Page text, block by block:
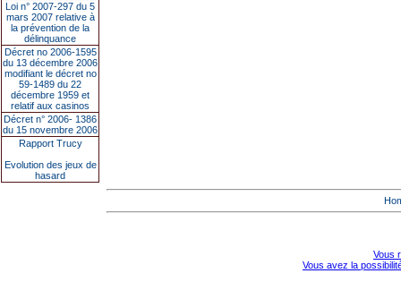
Loi n° 2007-297 du 5
mars 2007 relative à
la prévention de la
délinquance
Décret no 2006-1595
du 13 décembre 2006
modifiant le décret no
59-1489 du 22
décembre 1959 et
relatif aux casinos
Décret n° 2006- 1386
du 15 novembre 2006
Rapport Trucy
Evolution des jeux de
hasard
Vous
Vous avez la